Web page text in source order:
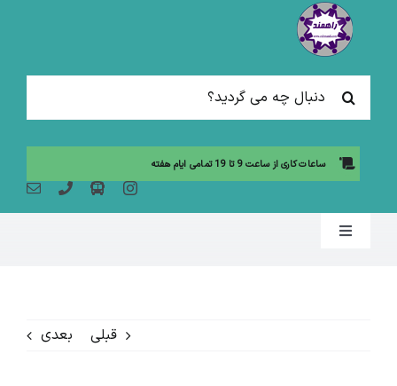
جستجو
برای:
ساعات کاری از ساعت 9 تا 19 تمامی ایام هفته
Toggle
مقالات آموزشی
قبلی بعدی